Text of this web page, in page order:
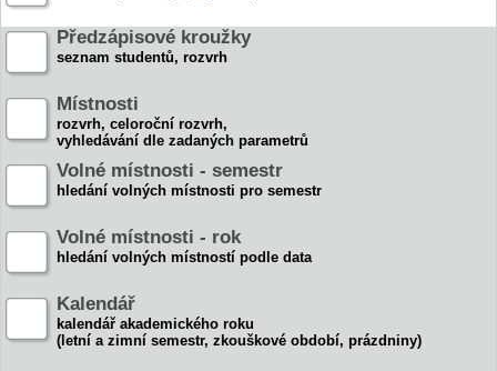
Předzápisové kroužky
seznam studentů, rozvrh
Místnosti
rozvrh, celoroční rozvrh,
vyhledávání dle zadaných parametrů
Volné místnosti - semestr
hledání volných místnosti pro semestr
Volné místnosti - rok
hledání volných místností podle data
Kalendář
kalendář akademického roku
(letní a zimní semestr, zkouškové období, prázdniny)